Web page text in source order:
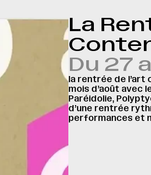
La
Du 27
la rentrée de l’art
mois d’août avec
Paréidolie,
d’une rentrée
performances et